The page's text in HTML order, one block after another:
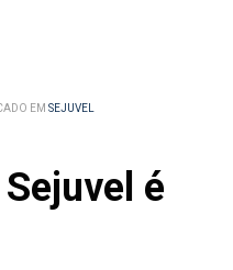
EM SEJUVEL
é